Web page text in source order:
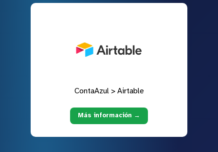
ContaAzul > Airtable
Más información →